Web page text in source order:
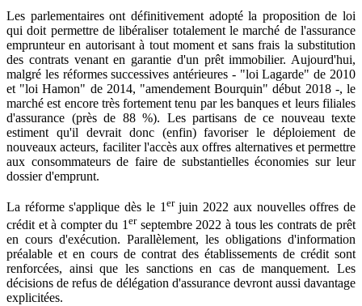
Les parlementaires ont définitivement adopté la proposition de loi
qui doit permettre de libéraliser totalement le marché de l'assurance
emprunteur en autorisant à tout moment et sans frais la substitution
des contrats venant en garantie d'un prêt immobilier. Aujourd'hui,
malgré les réformes successives antérieures - "loi Lagarde" de 2010
et "loi Hamon" de 2014, "amendement Bourquin" début 2018 -, le
marché est encore très fortement tenu par les banques et leurs filiales
d'assurance (près de 88 %). Les partisans de ce nouveau texte
estiment qu'il devrait donc (enfin) favoriser le déploiement de
nouveaux acteurs, faciliter l'accès aux offres alternatives et permettre
aux consommateurs de faire de substantielles économies sur leur
dossier d'emprunt.
La réforme s'applique dès le 1 erjuin 2022 aux nouvelles offres de
crédit et à compter du 1erseptembre 2022 à tous les contrats de prêt
en cours d'exécution. Parallèlement, les obligations d'information
préalable et en cours de contrat des établissements de crédit sont
renforcées, ainsi que les sanctions en cas de manquement. Les
décisions de refus de délégation d'assurance devront aussi davantage
explicitées.